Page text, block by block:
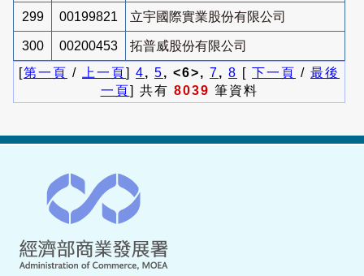
299 00199821 立宇國際實業股份有限公司
300 00200453
拓普威股份有限公司
[第一頁 / 上一頁] 4, 5, <6>, 7, 8 [ 下一頁 / 最後
一頁] 共有 8039 筆資料